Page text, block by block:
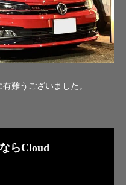
難うございました。
らCloud